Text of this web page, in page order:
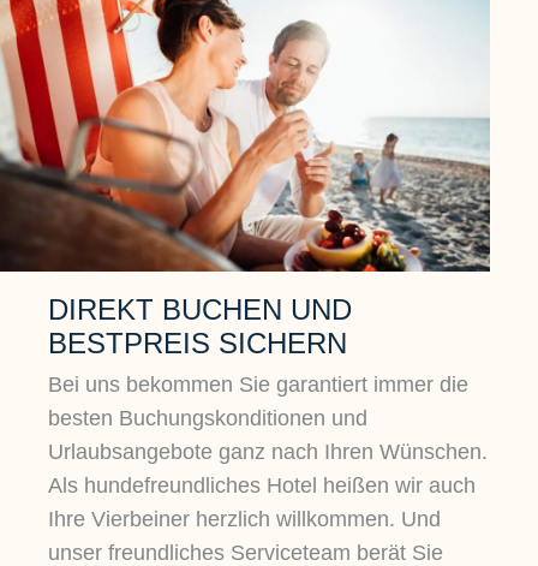
DIREKT BUCHEN UND
BESTPREIS SICHERN
Bei uns bekommen Sie garantiert immer die
besten Buchungskonditionen und
Urlaubsangebote ganz nach Ihren Wünschen.
Als hundefreundliches Hotel heißen wir auch
Ihre Vierbeiner herzlich willkommen. Und
unser freundliches Serviceteam berät Sie